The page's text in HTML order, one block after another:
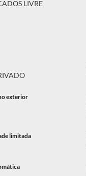
LIVRE
exterior
limitada